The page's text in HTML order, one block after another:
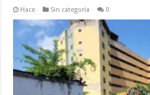
Hace Sin categoría 0